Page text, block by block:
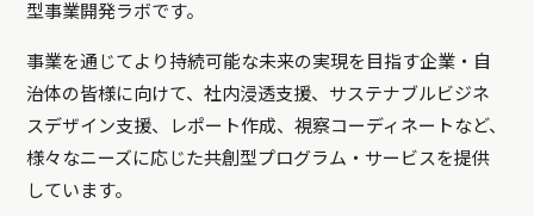
型事業開発ラボです。
事業を通じてより持続可能な未来の実現を目指す企業・自
治体の皆様に向けて、社内浸透支援、サステナブルビジネ
スデザイン支援、レポート作成、視察コーディネートなど、
様々なニーズに応じた共創型プログラム・サービスを提供
しています。